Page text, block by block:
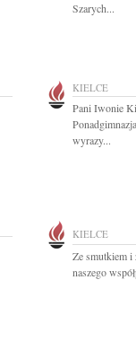
Szarych...
KIELCE
Pani Iwonie
wyrazy...
KIELCE
Ze smutkiem i
naszego